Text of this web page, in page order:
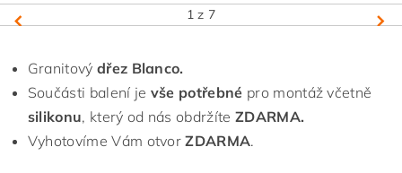
1 z 7
Granitový dřez Blanco.
Součásti balení je vše potřebné pro montáž včetně
silikonu, který od nás obdržíte ZDARMA.
Vyhotovíme Vám otvorZDARMA.